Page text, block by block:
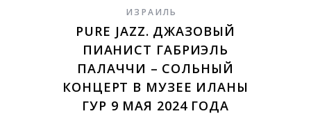
ИЗРАИЛЬ
PURE JAZZ. ДЖАЗОВЫЙ
ПИАНИСТ ГАБРИЭЛЬ
ПАЛАЧЧИ – СОЛЬНЫЙ
КОНЦЕРТ В МУЗЕЕ ИЛАНЫ
ГУР 9 МАЯ 2024 ГОДА